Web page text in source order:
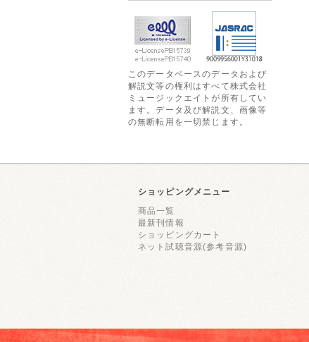
このデータベースのデータおよび
解説文等の権利はすべて株式会社
ミュージックエイトが所有してい
ます。データ及び解説文、画像等
の無断転用を一切禁じます。
ショッピングメニュー
商品一覧
最新刊情報
ショッピングカート
ネット試聴音源(参考音源)